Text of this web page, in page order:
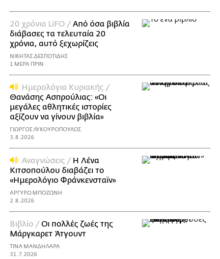
20 χρόνια LiFO /Από όσα βιβλία
διάβασες τα τελευταία 20
χρόνια, αυτό ξεχωρίζεις
ΝΙΚΗΤΑΣ ΔΕΣΠΟΤΙΔΗΣ
1 ΜΕΡΑ ΠΡΙΝ
Ημερολόγια Κυριακής /
Θανάσης Ασπρούλιας: «Οι
μεγάλες αθλητικές ιστορίες
αξίζουν να γίνουν βιβλία»
ΓΙΩΡΓΟΣ ΛΥΚΟΥΡΟΠΟΥΛΟΣ
3.8.2026
Αναγνώσεις / Η Λένα
Κιτσοπούλου διαβάζει το
«Ημερολόγιο Φράνκενσταϊν»
ΑΡΓΥΡΩ ΜΠΟΖΩΝΗ
2.8.2026
Βιβλίο /Οι πολλές ζωές της
Μάργκαρετ Άτγουντ
ΤΙΝΑ ΜΑΝΔΗΛΑΡΑ
31.7.2026